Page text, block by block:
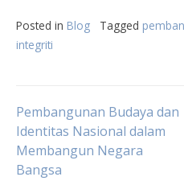
Posted in Blog Tagged
integriti
Post
navigation
Pembangunan Budaya dan
Identitas Nasional dalam
Membangun Negara
Bangsa